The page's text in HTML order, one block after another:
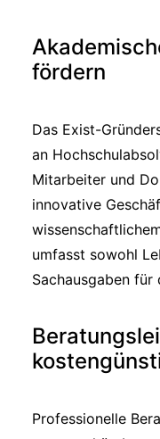
fördern
Das Exist-
an
Mitarbeiter und
innovative
umfasst sowohl
Sachausgaben
Professionelle